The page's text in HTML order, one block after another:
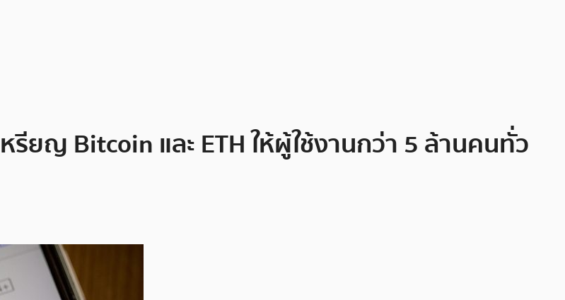
ยญ Bitcoin และ ETH ให้ผู้ใช้งานกว่า 5 ล้านคนทั่ว